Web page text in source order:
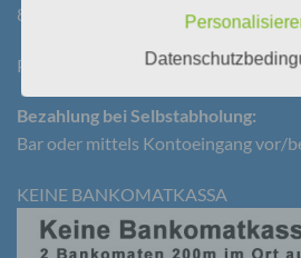
8522 Groß St. Florian
Parkplatz vorhanden!
Bezahlung bei Selbstabholung:
Bar oder mittels Kontoeingang vor/
KEINE BANKOMATKASSA
Personenbezogene Daten sind
die sich auf eine identifizierte
natürliche Person (im
Person") beziehen. Als
indirekt, insbesondere mittels
Kennung wie einem Namen, zu
Kennnummer, zu
besonderen Merkmalen, die
physischen, physiologischen,
psychischen, wirtschaftlichen,
sozialen Identität dieser